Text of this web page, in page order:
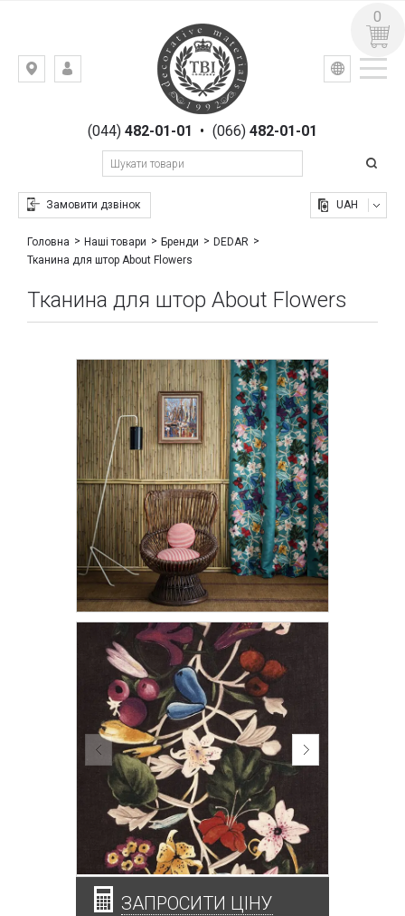
Київ,
Гоголівська,(044)482-01-01 • (066) 482-01-01
Замовити дзвінок
УКР РУС
UAH
0
Головна Наші товари Бренди
DEDAR
Тканина для штор About Flowers
Тканина для штор About Flowers
ЗАПРОСИТИ ЦІНУ